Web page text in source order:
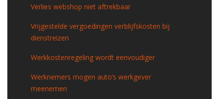
Verlies webshop niet aftrekbaar
Vrijgestelde vergoedingen verblijfskosten bij
dienstreizen
Werkkostenregeling wordt eenvoudiger
Werknemers mogen auto’s werkgever
meenemen